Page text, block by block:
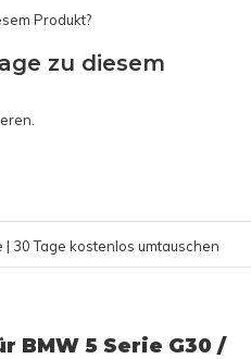
zu diesem
30 Tage kostenlos umtauschen
BMW 5 Serie G30 /